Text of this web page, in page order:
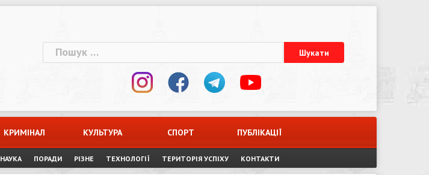
Пошук:
КРИМІНАЛ КУЛЬТУРА СПОРТ ПУБЛІКАЦІЇ
НАУКА ПОРАДИ РІЗНЕ ТЕХНОЛОГІЇ ТЕРИТОРІЯ УСПІХУ КОНТАКТИ